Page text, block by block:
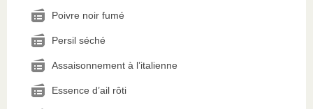
Poivre noir fumé
Persil séché
Assaisonnement à l’italienne
Essence d’ail rôti